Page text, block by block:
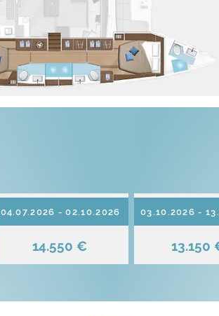
04.07.2026 - 02.10.2026
14.550 €
03.10.2026 -
13.150